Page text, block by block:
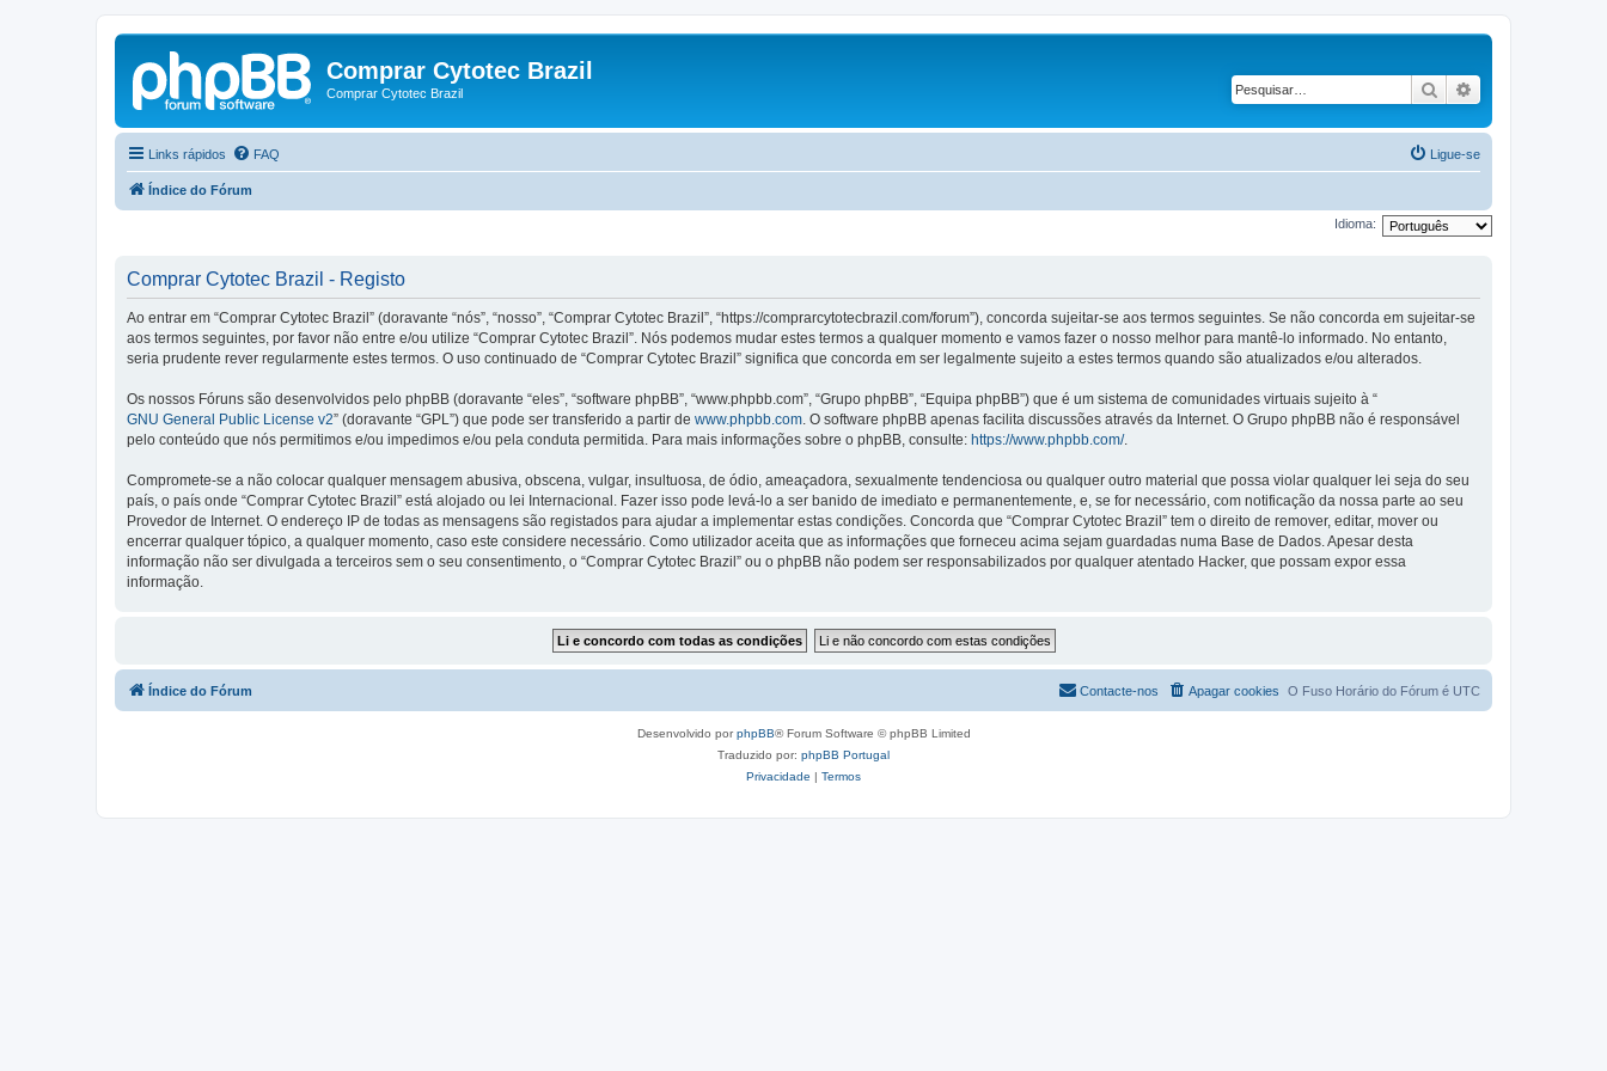
Comprar Cytotec Brazil
Comprar Cytotec Brazil Pesquisar
Links rápidos FAQ Ligue-se
Índice do Fórum
Idioma:
Comprar Cytotec Brazil - Registo
Ao entrar em “Comprar Cytotec Brazil” (doravante “nós”, “nosso”, “Comprar Cytotec Brazil”, “https://comprarcytotecbrazil.com/forum”), concorda sujeitar-se aos termos seguintes. Se não concorda em sujeitar-se
aos termos seguintes, por favor não entre e/ou utilize “Comprar Cytotec Brazil”. Nós podemos mudar estes termos a qualquer momento e vamos fazer o nosso melhor para mantê-lo informado. No entanto,
seria prudente rever regularmente estes termos. O uso continuado de “Comprar Cytotec Brazil” significa que concorda em ser legalmente sujeito a estes termos quando são atualizados e/ou alterados.
Os nossos Fóruns são desenvolvidos pelo phpBB (doravante “eles”, “software phpBB”, “www.phpbb.com”, “Grupo phpBB”, “Equipa phpBB”) que é um sistema de comunidades virtuais sujeito à “
GNU General Public License v2” (doravante “GPL”) que pode ser transferido a partir de www.phpbb.com. O software phpBB apenas facilita discussões através da Internet. O Grupo phpBB não é responsável
pelo conteúdo que nós permitimos e/ou impedimos e/ou pela conduta permitida. Para mais informações sobre o phpBB, consulte: https://www.phpbb.com/.
Compromete-se a não colocar qualquer mensagem abusiva, obscena, vulgar, insultuosa, de ódio, ameaçadora, sexualmente tendenciosa ou qualquer outro material que possa violar qualquer lei seja do seu
país, o país onde “Comprar Cytotec Brazil” está alojado ou lei Internacional. Fazer isso pode levá-lo a ser banido de imediato e permanentemente, e, se for necessário, com notificação da nossa parte ao seu
Provedor de Internet. O endereço IP de todas as mensagens são registados para ajudar a implementar estas condições. Concorda que “Comprar Cytotec Brazil” tem o direito de remover, editar, mover ou
encerrar qualquer tópico, a qualquer momento, caso este considere necessário. Como utilizador aceita que as informações que forneceu acima sejam guardadas numa Base de Dados. Apesar desta
informação não ser divulgada a terceiros sem o seu consentimento, o “Comprar Cytotec Brazil” ou o phpBB não podem ser responsabilizados por qualquer atentado Hacker, que possam expor essa
informação.
Índice do Fórum O Fuso Horário do Fórum é UTC
Apagar cookies
Contacte-nos
Desenvolvido porphpBB® Forum Software © phpBB Limited
Traduzido por: phpBB Portugal
Privacidade | Termos